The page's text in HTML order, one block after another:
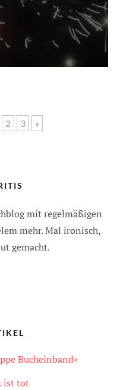
2 3 »
mit regelmäßigen
mehr. Mal ironisch,
gemacht.
Bucheinband«
ist tot